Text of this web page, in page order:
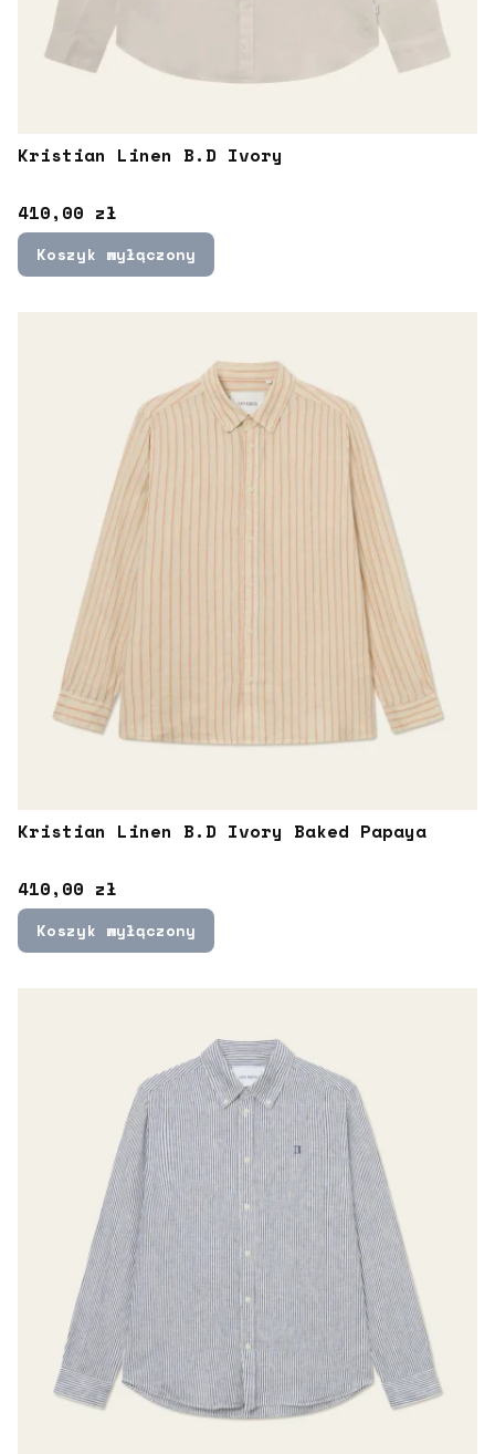
Kristian Linen B.D Ivory
Cena
410,00 zł
Koszyk wyłączony
Kristian Linen B.D Ivory Baked Papaya
Cena
410,00 zł
Koszyk wyłączony